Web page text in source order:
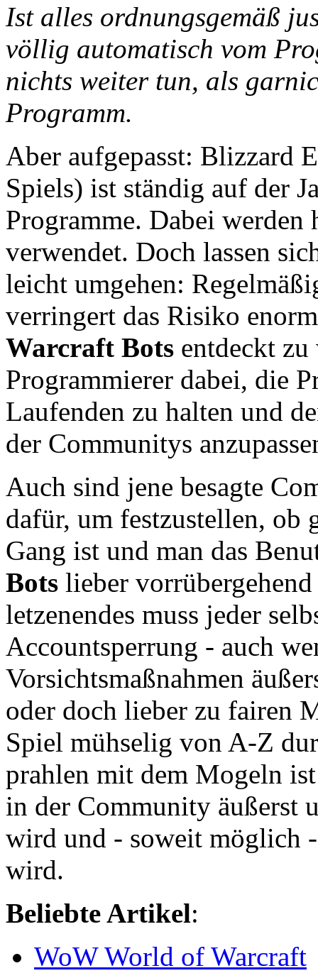
Ist alles ordnungsgemäß
völlig automatisch vom
nichts weiter tun, als
Programm.
Aber aufgepasst: Blizzard
Spiels) ist ständig auf der
Programme. Dabei werden
verwendet. Doch lassen
leicht umgehen:
verringert das Risiko
Warcraft Bots entdeckt
Programmierer dabei, die
Laufenden zu halten und
der Communitys
Auch sind jene besagte
dafür, um festzustellen, ob
Gang ist und man das
Bots lieber
letzenendes muss jeder
Accountsperrung - auch
Vorsichtsmaßnahmen
oder doch lieber zu fairen
Spiel mühselig von A-Z
prahlen mit dem Mogeln
in der Community äußerst
wird und - soweit möglich
wird.
Beliebte Artikel:
WoW World of Warcraft